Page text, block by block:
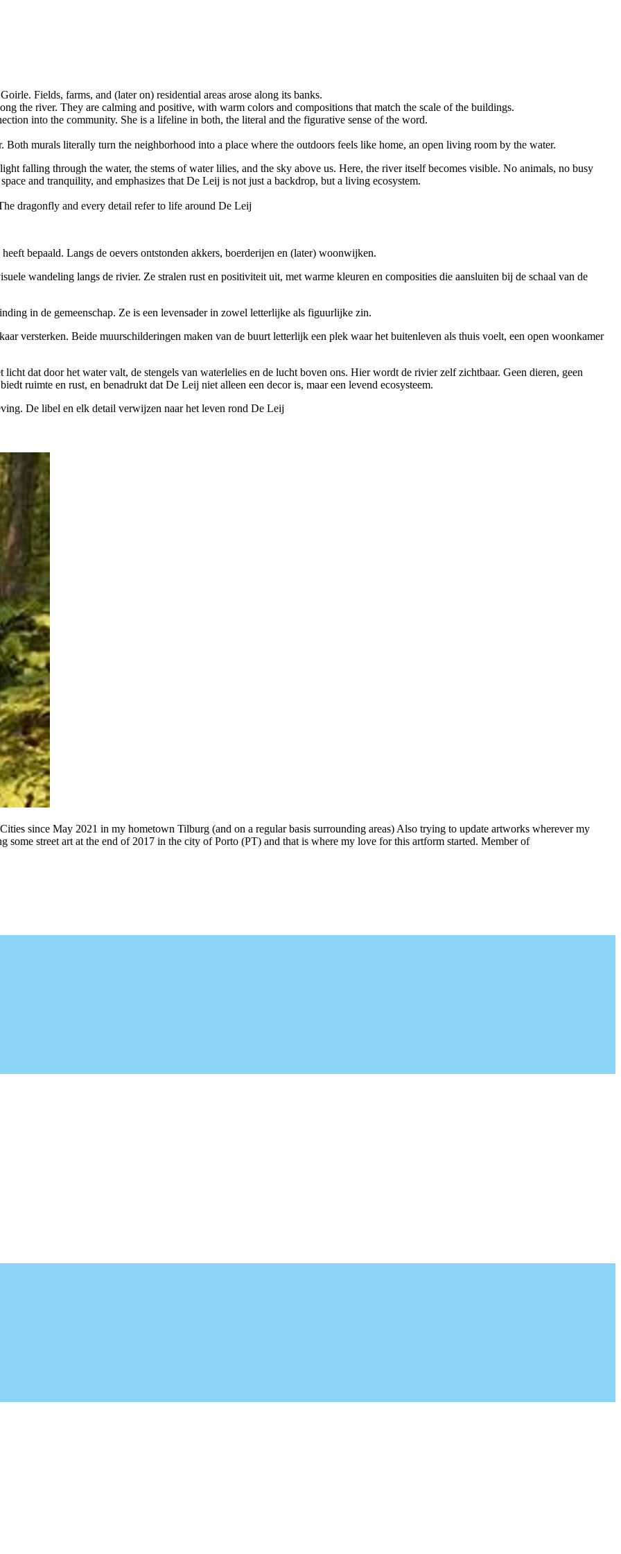
Fields, farms, and (later on) residential areas arose along its banks.
the river. They are calming and positive, with warm colors and compositions that match the scale of the buildings.
into the community. She is a lifeline in both, the literal and the figurative sense of the word.
murals literally turn the neighborhood into a place where the outdoors feels like home, an open living room by the water.
falling through the water, the stems of water lilies, and the sky above us. Here, the river itself becomes visible. No animals, no busy
and tranquility, and emphasizes that De Leij is not just a backdrop, but a living ecosystem.
dragonfly and every detail refer to life around De Leij
bepaald. Langs de oevers ontstonden akkers, boerderijen en (later) woonwijken.
wandeling langs de rivier. Ze stralen rust en positiviteit uit, met warme kleuren en composities die aansluiten bij de schaal van de
in de gemeenschap. Ze is een levensader in zowel letterlijke als figuurlijke zin.
versterken. Beide muurschilderingen maken van de buurt letterlijk een plek waar het buitenleven als thuis voelt, een open woonkamer
dat door het water valt, de stengels van waterlelies en de lucht boven ons. Hier wordt de rivier zelf zichtbaar. Geen dieren, geen
ruimte en rust, en benadrukt dat De Leij niet alleen een decor is, maar een levend ecosysteem.
De libel en elk detail verwijzen naar het leven rond De Leij
since May 2021 in my hometown Tilburg (and on a regular basis surrounding areas) Also trying to update artworks wherever my
some street art at the end of 2017 in the city of Porto (PT) and that is where my love for this artform started. Member of